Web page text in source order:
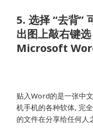
5. 选择 “去背”
出图上敲右键
Microsoft
贴入Word的是一张中
机手机的各种软体, 完
的文件在分享给任何人